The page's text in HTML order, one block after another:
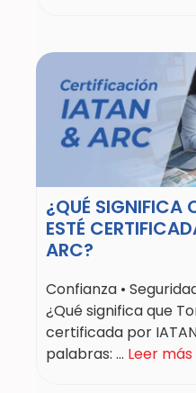
¿QUÉ SIGNIFICA
ESTÉ
ARC?
Confianza •
¿Qué significa que
certificada por
palabras: ... Leer más